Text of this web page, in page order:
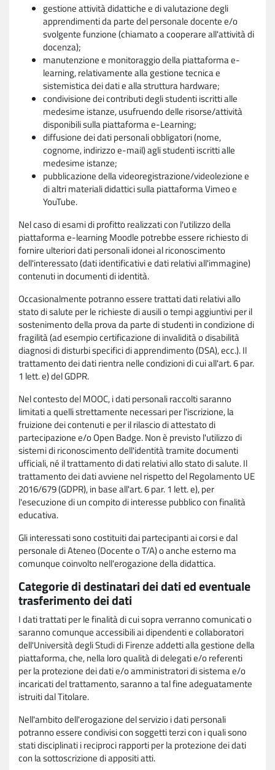
gestione attività didattiche e di valutazione degli
apprendimenti da parte del personale docente e/o
svolgente funzione (chiamato a cooperare all'attività di
docenza);
manutenzione e monitoraggio della piattaforma e-
learning, relativamente alla gestione tecnica e
sistemistica dei dati e alla struttura hardware;
condivisione dei contributi degli studenti iscritti alle
medesime istanze, usufruendo delle risorse/attività
disponibili sulla piattaforma e-Learning;
diffusione dei dati personali obbligatori (nome,
cognome, indirizzo e-mail) agli studenti iscritti alle
medesime istanze;
pubblicazione della videoregistrazione/videolezione e
di altri materiali didattici sulla piattaforma Vimeo e
YouTube.
Nel caso di esami di profitto realizzati con l'utilizzo della
piattaforma e-learning Moodle potrebbe essere richiesto di
fornire ulteriori dati personali idonei al riconoscimento
dell'interessato (dati identificativi e dati relativi all'immagine)
contenuti in documenti di identità.
Occasionalmente potranno essere trattati dati relativi allo
stato di salute per le richieste di ausili o tempi aggiuntivi per il
sostenimento della prova da parte di studenti in condizione di
fragilità (ad esempio certificazione di invalidità o disabilità
diagnosi di disturbi specifici di apprendimento (DSA), ecc.). Il
trattamento dei dati rientra nelle condizioni di cui all'art. 6 par.
1 lett. e) del GDPR.
Nel contesto del MOOC, i dati personali raccolti saranno
limitati a quelli strettamente necessari per l'iscrizione, la
fruizione dei contenuti e per il rilascio di attestato di
partecipazione e/o Open Badge. Non è previsto l'utilizzo di
sistemi di riconoscimento dell'identità tramite documenti
ufficiali, né il trattamento di dati relativi allo stato di salute. Il
trattamento dei dati avviene nel rispetto del Regolamento UE
2016/679 (GDPR), in base all'art. 6 par. 1 lett. e), per
l'esecuzione di un compito di interesse pubblico con finalità
educativa.
Gli interessati sono costituiti dai partecipanti ai corsi e dal
personale di Ateneo (Docente o T/A) o anche esterno ma
comunque coinvolto nell'erogazione della didattica.
Categorie di destinatari dei dati ed eventuale
trasferimento dei dati
I dati trattati per le finalità di cui sopra verranno comunicati o
saranno comunque accessibili ai dipendenti e collaboratori
dell'Università degli Studi di Firenze addetti alla gestione della
piattaforma, che, nella loro qualità di delegati e/o referenti
per la protezione dei dati e/o amministratori di sistema e/o
incaricati del trattamento, saranno a tal fine adeguatamente
istruiti dal Titolare.
Nell'ambito dell'erogazione del servizio i dati personali
potranno essere condivisi con soggetti terzi con i quali sono
stati disciplinati i reciproci rapporti per la protezione dei dati
con la sottoscrizione di appositi atti.